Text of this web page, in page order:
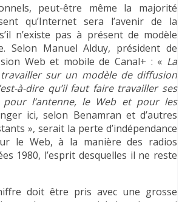
peut-être même la majorité
qu’Internet sera l’avenir de la
n’existe pas à présent de modèle
Selon Manuel Alduy, président de
Web et mobile de Canal+ : « La
sur un modèle de diffusion
à-dire qu’il faut faire travailler ses
l’antenne, le Web et pour les
ici, selon Benamran et d’autres
», serait la perte d’indépendance
le Web, à la manière des radios
1980, l’esprit desquelles il ne reste
doit être pris avec une grosse